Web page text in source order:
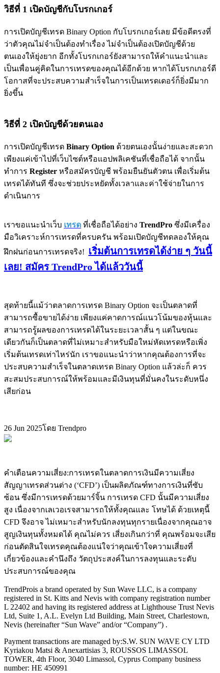
วิธีที่ 1 เปิดบัญชีกับโบรกเกอร์
การเปิดบัญชีเทรด Binary Option กับโบรกเกอร์เลย มีข้อดีตรงที่
ว่าตัวคุณไม่จำเป็นต้องทำเรื่อง ไม่จำเป็นต้องเปิดบัญชีด้วย
ตนเองให้ยุ่งยาก อีกทั้งโบรกเกอร์ยังสามารถให้คำแนะนำและ
เป็นเพื่อนคู่คิดในการเทรดของคุณได้อีกด้วย หากได้โบรกเกอร์ดี
โอกาสที่จะประสบความสำเร็จในการเป็นเทรดเดอร์ก็ยิ่งมีมาก
ยิ่งขึ้น
วิธีที่ 2 เปิดบัญชีด้วยตนเอง
การเปิดบัญชีเทรด Binary Option ด้วยตนเองนั้นง่ายและสะดวก
เพียงแค่เข้าไปที่เว็บไซต์หรือแอปพลิเคชันที่เชื่อถือได้ จากนั้น
ทำการ Register หรือสมัครบัญชี พร้อมยืนยันตัวตน เพื่อเริ่มต้น
เทรดได้ทันที ซึ่งจะช่วยประหยัดทั้งเวลาและค่าใช้จ่ายในการ
ดำเนินการ
เราขอแนะนำเว็บ เทรด ที่เชื่อถือได้อย่าง TrendPro ซึ่งมีเครื่อง
มือวิเคราะห์การเทรดที่ครบครัน พร้อมเปิดบัญชีทดลองให้คุณ
ฝึกฝนก่อนการเทรดจริง! เริ่มต้นการเทรดได้ง่าย ๆ วันนี้
เลย! สมัคร TrendPro ได้แล้ววันนี้
สุดท้ายนี้แม้ว่าตลาดการเทรด Binary Option จะเป็นตลาดที่
สามารถซื้อขายได้ง่าย เพียงแค่คาดการณ์แนวโน้มของหุ้นและ
สามารถรู้ผลของการเทรดได้ในระยะเวลาสั้น ๆ แต่ในขณะ
เดียวกันก็เป็นตลาดที่ไม่เหมาะสำหรับมือใหม่หัดเทรดหรือเพิ่ง
เริ่มต้นเทรดเท่าไหร่นัก เราขอแนะนำว่าหากคุณต้องการที่จะ
ประสบความสำเร็จในตลาดเทรด Binary Option แล้วล่ะก็ ควร
สะสมประสบการณ์ให้พร้อมและมีเงินทุนที่มั่นคงในระดับหนึ่ง
เสียก่อน
26 Jun 2025โดย Trendpro
คำเตือนความเสี่ยง:การเทรดในตลาดการเงินมีความเสี่ยง
สัญญาเทรดส่วนต่าง (‘CFD’) เป็นผลิตภัณฑ์ทางการเงินที่ซับ
ซ้อน ซึ่งมีการเทรดด้วยมาร์จิ้น การเทรด CFD นั้นมีความเสี่ยง
สูง เนื่องจากเลเวอเรจสามารถให้ทั้งคุณและ โทษได้ ด้วยเหตุนี้
CFD จึงอาจ ไม่เหมาะสำหรับนักลงทุนทุกรายเนื่องจากคุณอาจ
สูญเงินทุนทั้งหมดได้ คุณไม่ควร เสี่ยงเกินกว่าที่ คุณพร้อมจะเสีย
ก่อนตัดสินใจเทรดคุณต้องแน่ใจว่าคุณเข้าใจความเสี่ยงที่
เกี่ยวข้องและคำนึงถึง วัตถุประสงค์ในการลงทุนและระดับ
ประสบการณ์ของคุณ
TrendProis a brand operated by Sun Wave LLC, is a company
registered in St. Kitts and Nevis with company registration number
L 22402 and having its registered address at Lighthouse Trust Nevis
Ltd, Suite 1, A.L. Evelyn Ltd Building, Main Street, Charlestown,
Nevis (hereinafter “Sun Wave” and/or “Company”) .
Payment transactions are managed by:S.W. SUN WAVE CY LTD
Kyriakou Matsi & Anexartisias 3, ROUSSOS LIMASSOL
TOWER, 4th Floor, 3040 Limassol, Cyprus Company business
number: HE 450991